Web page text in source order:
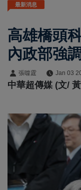
最新消息
高雄橋頭
內政部強
部署帶動
張噬霆 Jan 03
中華超傳媒 (文/